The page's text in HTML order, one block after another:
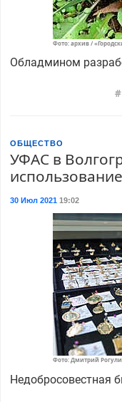
Фото: архив /
Обладмином
ОБЩЕСТВО
УФАС в
30 Июл 202119:02
Фото: Дмитрий
Недобросовестная